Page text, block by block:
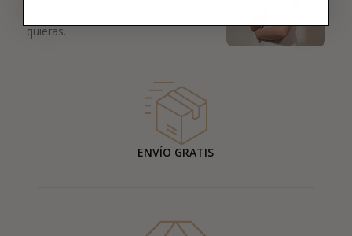
quieras.
ENVÍO GRATIS